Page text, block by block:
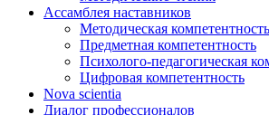
Ассамблея наставников
Методическая компетентность
Предметная компетентность
Психолого-педагогическая
Цифровая компетентность
Nova scientia
Диалог профессионалов